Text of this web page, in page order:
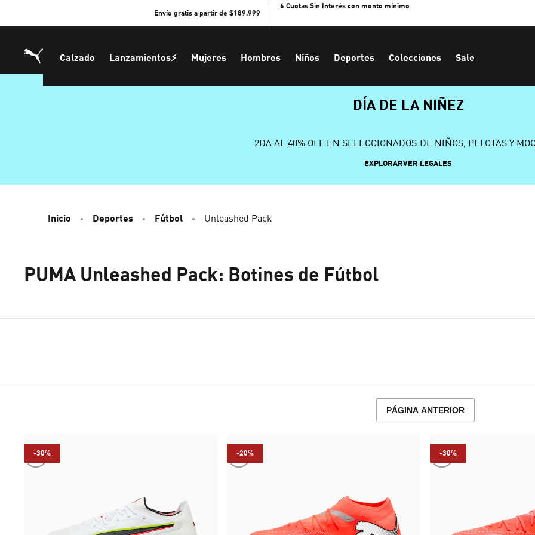
Envío gratis a partir de $189.999
6 Cuotas Sin Interés con monto mínimo
Calzado Lanzamientos⚡ Mujeres Hombres Niños Deportes Colecciones Sale
DÍA DE LA NIÑEZ
2DA AL 40% OFF EN SELECCIONADOS DE NIÑOS, PELOTAS Y
EXPLORARVER LEGALES
Inicio Deportes Fútbol Unleashed Pack
PUMA Unleashed Pack: Botines de Fútbol
PÁGINA ANTERIOR
-30% -20% -30%